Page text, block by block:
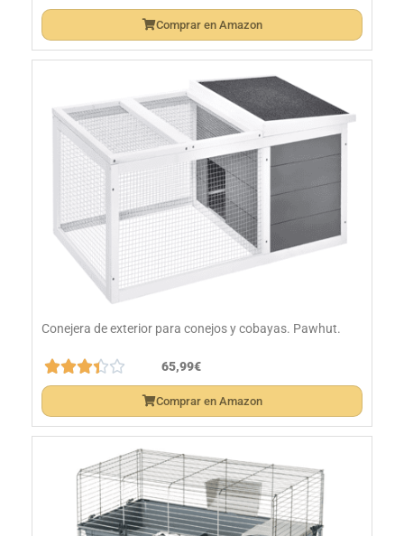
Comprar en Amazon
Conejera de exterior para conejos y cobayas. Pawhut.
 65,99€
Comprar en Amazon